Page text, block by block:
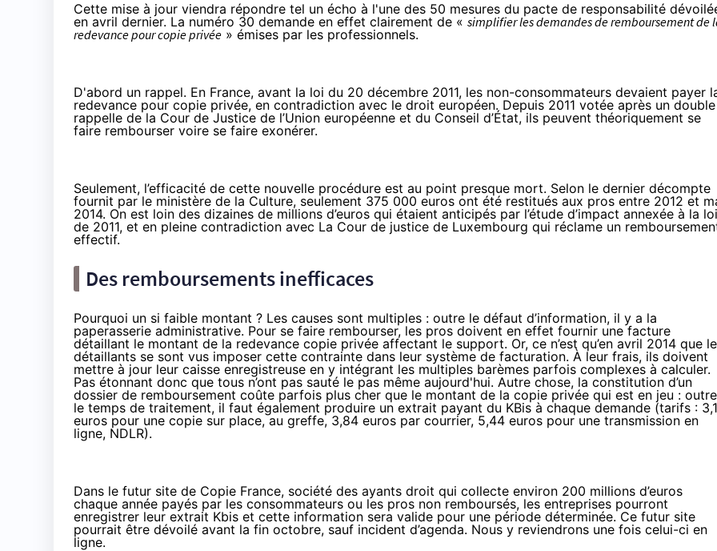
Cette mise à jour viendra répondre tel un écho à l'une des 50 mesures du pacte de responsabilité
en avril dernier. La numéro 30 demande en effet clairement de « simplifier les demandes de remboursement de
redevance pour copie privée » émises par les professionnels.
D'abord un rappel. En France, avant la loi du 20 décembre 2011, les non-consommateurs devaient payer
redevance pour copie privée, en contradiction avec le droit européen. Depuis 2011 votée après un double
rappelle de la Cour de Justice de l’Union européenne et du Conseil d’État, ils peuvent théoriquement se
faire rembourser voire se faire exonérer.
Seulement, l’efficacité de cette nouvelle procédure est au point presque mort. Selon le dernier décompte
fournit par le ministère de la Culture, seulement 375 000 euros ont été restitués aux pros entre 2012 et
2014. On est loin des dizaines de millions d’euros qui étaient anticipés par l’étude d’impact annexée à la loi
de 2011, et en pleine contradiction avec La Cour de justice de Luxembourg qui réclame un
effectif.
Des remboursements inefficaces
Pourquoi un si faible montant ? Les causes sont multiples : outre le défaut d’information, il y a la
paperasserie administrative. Pour se faire rembourser, les pros doivent en effet fournir une facture
détaillant le montant de la redevance copie privée affectant le support. Or, ce n’est qu’en avril 2014 que
détaillants se sont vus imposer cette contrainte dans leur système de facturation. À leur frais, ils doivent
mettre à jour leur caisse enregistreuse en y intégrant les multiples barèmes parfois complexes à calculer.
Pas étonnant donc que tous n’ont pas sauté le pas même aujourd'hui. Autre chose, la constitution d’un
dossier de remboursement coûte parfois plus cher que le montant de la copie privée qui est en jeu : outre
le temps de traitement, il faut également produire un extrait payant du KBis à chaque demande (tarifs :
euros pour une copie sur place, au greffe, 3,84 euros par courrier, 5,44 euros pour une transmission en
ligne, NDLR).
Dans le futur site de Copie France, société des ayants droit qui collecte environ 200 millions d’euros
chaque année payés par les consommateurs ou les pros non remboursés, les entreprises pourront
enregistrer leur extrait Kbis et cette information sera valide pour une période déterminée. Ce futur site
pourrait être dévoilé avant la fin octobre, sauf incident d’agenda. Nous y reviendrons une fois celui-ci en
ligne.